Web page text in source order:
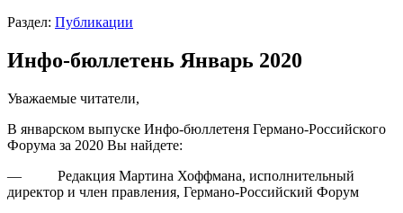
Раздел: Публикации
Инфо-бюллетень Январь 2020
Уважаемые читатели,
В январском выпуске Инфо-бюллетеня Германо-Российского
Форума за 2020 Вы найдете:
— Редакция Мартина Хоффмана, исполнительный
директор и член правления, Германо-Российский Форум